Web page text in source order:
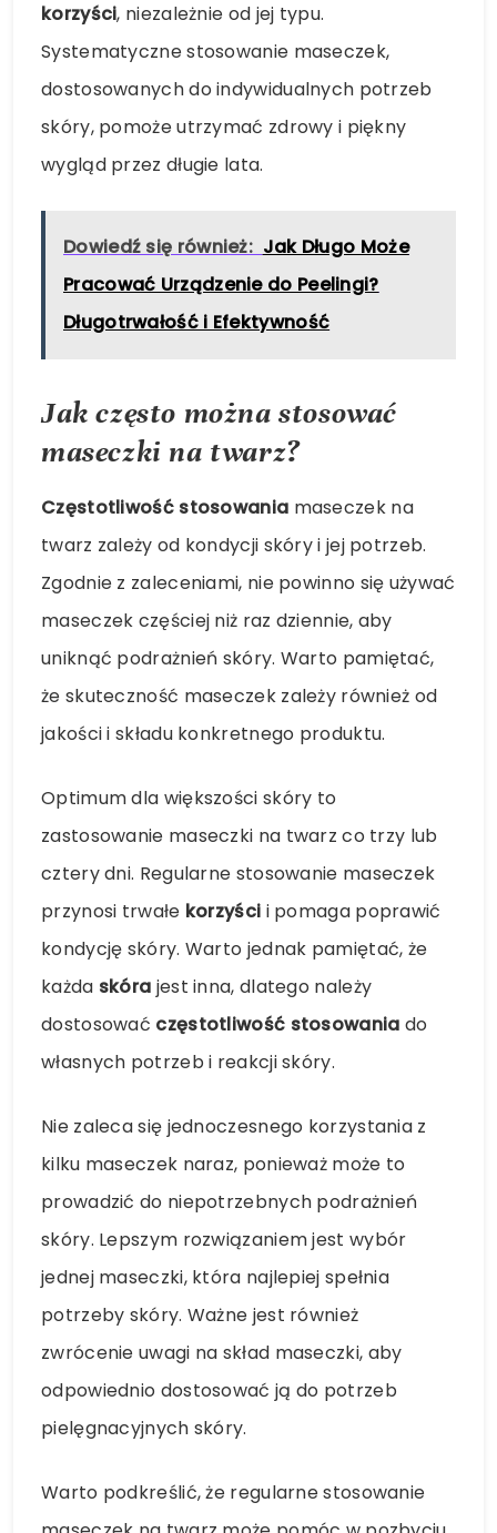
korzyści, niezależnie od jej typu.
Systematyczne stosowanie maseczek,
dostosowanych do indywidualnych potrzeb
skóry, pomoże utrzymać zdrowy i piękny
wygląd przez długie lata.
Dowiedź się również: Jak Długo Może
Pracować Urządzenie do Peelingi?
Długotrwałość i Efektywność
Jak często można stosować
maseczki na twarz?
Częstotliwość stosowania maseczek na
twarz zależy od kondycji skóry i jej potrzeb.
Zgodnie z zaleceniami, nie powinno się używać
maseczek częściej niż raz dziennie, aby
uniknąć podrażnień skóry. Warto pamiętać,
że skuteczność maseczek zależy również od
jakości i składu konkretnego produktu.
Optimum dla większości skóry to
zastosowanie maseczki na twarz co trzy lub
cztery dni. Regularne stosowanie maseczek
przynosi trwałe korzyści i pomaga poprawić
kondycję skóry. Warto jednak pamiętać, że
każda skóra jest inna, dlatego należy
dostosować częstotliwość stosowania do
własnych potrzeb i reakcji skóry.
Nie zaleca się jednoczesnego korzystania z
kilku maseczek naraz, ponieważ może to
prowadzić do niepotrzebnych podrażnień
skóry. Lepszym rozwiązaniem jest wybór
jednej maseczki, która najlepiej spełnia
potrzeby skóry. Ważne jest również
zwrócenie uwagi na skład maseczki, aby
odpowiednio dostosować ją do potrzeb
pielęgnacyjnych skóry.
Warto podkreślić, że regularne stosowanie